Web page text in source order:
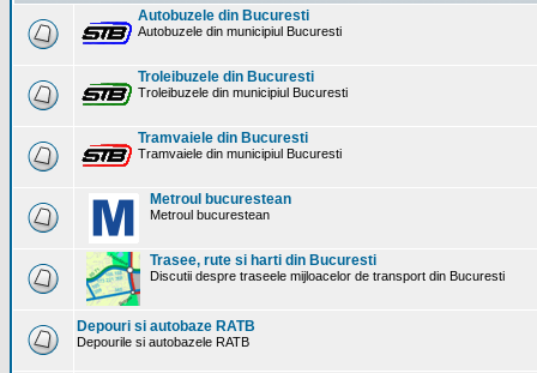
Autobuzele din Bucuresti
Autobuzele din municipiul Bucuresti
Troleibuzele din Bucuresti
Troleibuzele din municipiul Bucuresti
Tramvaiele din Bucuresti
Tramvaiele din municipiul Bucuresti
Metroul bucurestean
Metroul bucurestean
Trasee, rute si harti din Bucuresti
Discutii despre traseele mijloacelor de transport din Bucuresti
Depouri si autobaze RATB
Depourile si autobazele RATB